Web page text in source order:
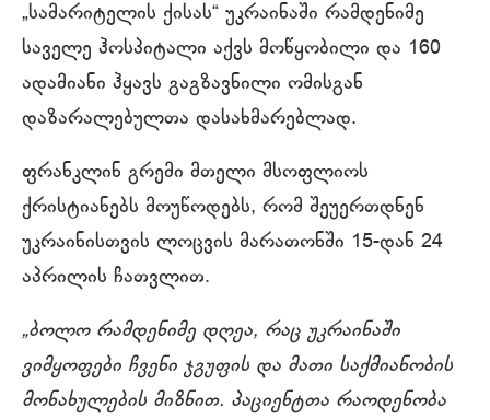
„სამარიტელის ქისას“ უკრაინაში რამდენიმე
საველე ჰოსპიტალი აქვს მოწყობილი და 160
ადამიანი ჰყავს გაგზავნილი ომისგან
დაზარალებულთა დასახმარებლად.
ფრანკლინ გრემი მთელი მსოფლიოს
ქრისტიანებს მოუწოდებს, რომ შეუერთდნენ
უკრაინისთვის ლოცვის მარათონში 15-დან 24
აპრილის ჩათვლით.
„ბოლო რამდენიმე დღეა, რაც უკრაინაში
ვიმყოფები ჩვენი ჯგუფის და მათი საქმიანობის
მონახულების მიზნით. პაციენტთა რაოდენობა